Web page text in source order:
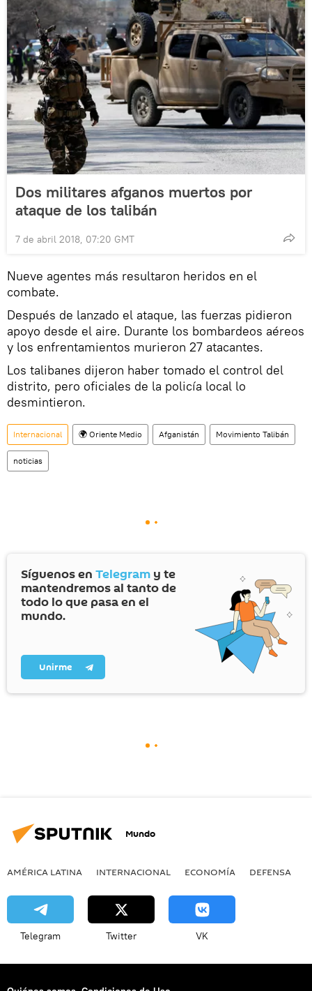
Dos militares afganos muertos por
ataque de los talibán
7 de abril 2018, 07:20 GMT
Nueve agentes más resultaron heridos en el
combate.
Después de lanzado el ataque, las fuerzas pidieron
apoyo desde el aire. Durante los bombardeos aéreos
y los enfrentamientos murieron 27 atacantes.
Los talibanes dijeron haber tomado el control del
distrito, pero oficiales de la policía local lo
desmintieron.
Internacional 🌍 Oriente Medio Afganistán Movimiento Talibán
noticias
Síguenos en Telegram y te
mantendremos al tanto de
todo lo que pasa en el
mundo.
Unirme
Mundo
AMÉRICA LATINA INTERNACIONAL ECONOMÍA DEFENSA
Telegram Twitter VK